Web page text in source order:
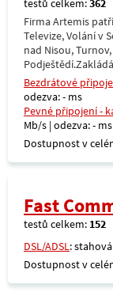
testů celkem:362
Firma Artemis
Televize, Volání v
nad Nisou,
Bezdrátové
odezva: - ms
Pevné připojení -
Mb/s | odezva: - ms
Dostupnost v
Fast
testů celkem: 152
DSL/ADSL:
Dostupnost v